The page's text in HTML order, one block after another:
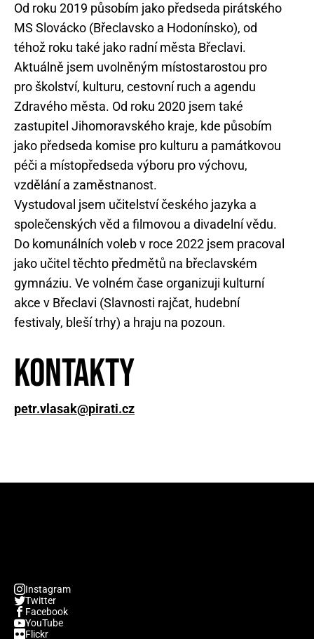
Od roku 2019 působím jako předseda pirátského
MS Slovácko (Břeclavsko a Hodonínsko), od
téhož roku také jako radní města Břeclavi.
Aktuálně jsem uvolněným místostarostou pro
pro školství, kulturu, cestovní ruch a agendu
Zdravého města. Od roku 2020 jsem také
zastupitel Jihomoravského kraje, kde působím
jako předseda komise pro kulturu a památkovou
péči a místopředseda výboru pro výchovu,
vzdělání a zaměstnanost.
Vystudoval jsem učitelství českého jazyka a
společenských věd a filmovou a divadelní vědu.
Do komunálních voleb v roce 2022 jsem pracoval
jako učitel těchto předmětů na břeclavském
gymnáziu. Ve volném čase organizuji kulturní
akce v Břeclavi (Slavnosti rajčat, hudební
festivaly, bleší trhy) a hraju na pozoun.
Kontakty
petr.vlasak@pirati.cz
Instagram
Twitter
Facebook
YouTube
Flickr